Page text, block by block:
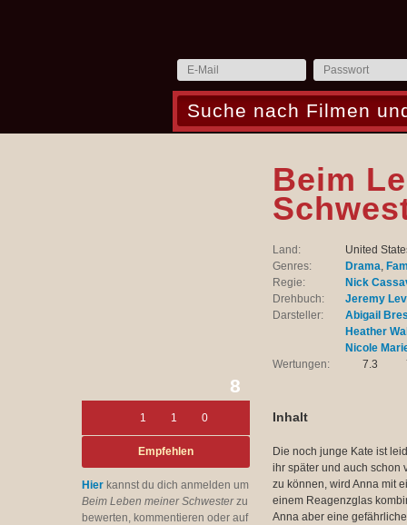
8
1 1 0
Empfehlen
Hier kannst du dich anmelden um
Beim Leben meiner Schwesterzu
bewerten, kommentieren oder auf
Beim
Land:
United
Genres:
Drama,
Regie:
Nick
Drehbuch:
Jeremy
Darsteller:
Abigail
Heather
Nicole
Wertungen:
7.3
Inhalt
Die noch junge Kate ist
ihr später und auch schon
zu können, wird Anna mit
einem Reagenzglas
Anna aber eine